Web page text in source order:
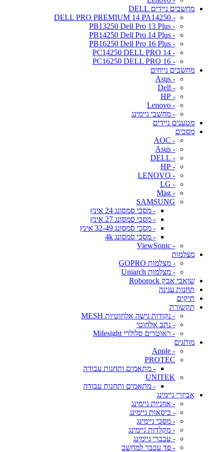
מחשבים ניידים DELL
- DELL PRO PREMIUM 14 PA14250
- PB13250 Dell Pro 13 Plus
- PB14250 Dell Pro 14 Plus
- PB16250 Dell Pro 16 Plus
- PC14250 DELL PRO 14
- PC16250 DELL PRO 16
מחשבים נייחים
- Asus
- Dell
- HP
- Lenovo
- מחשבי גיימינג
מטענים ניידים
מסכים
- AOC
- Asus
- DELL
- HP
- LENOVO
- LG
- Mag
SAMSUNG
- מסכי סמסונג 24 אינץ
- מסכי סמסונג 27 אינץ
- מסכי סמסונג 32-49 אינץ
- מסכי סמסונג 4k
- ViewSonic
מצלמות
- מצלמות GOPRO
- מצלמות Uniarch
שואבי אבק Roborock
תחנות עגינה
תיקים
תקשורת
- נקודות גישה אלחוטיות MESH
- נתב אלחוטי
- ראוטרים סלולרי Milesight
מותגים
- Apple
PROTEC
- מתאמים ותחנות עבודה
UNITEK
- מתאמים ותחנות עבודה
אביזרי גיימינג
- אוזניות גיימינג
- כיסאות גיימינג
- מסכי גיימינג
- מקלדות גיימינג
- עכברי גיימינג
- פד עכבר למחשב